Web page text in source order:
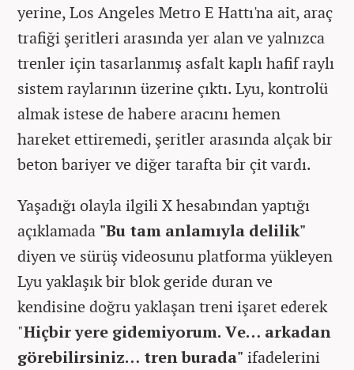
yerine, Los Angeles Metro E Hattı'na ait, araç
trafiği şeritleri arasında yer alan ve yalnızca
trenler için tasarlanmış asfalt kaplı hafif raylı
sistem raylarının üzerine çıktı. Lyu, kontrolü
almak istese de habere aracını hemen
hareket ettiremedi, şeritler arasında alçak bir
beton bariyer ve diğer tarafta bir çit vardı.
Yaşadığı olayla ilgili X hesabından yaptığı
açıklamada "Bu tam anlamıyla delilik"
diyen ve sürüş videosunu platforma yükleyen
Lyu yaklaşık bir blok geride duran ve
kendisine doğru yaklaşan treni işaret ederek
"Hiçbir yere gidemiyorum. Ve… arkadan
görebilirsiniz… tren burada" ifadelerini